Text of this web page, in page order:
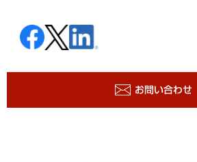
お問い合わせ